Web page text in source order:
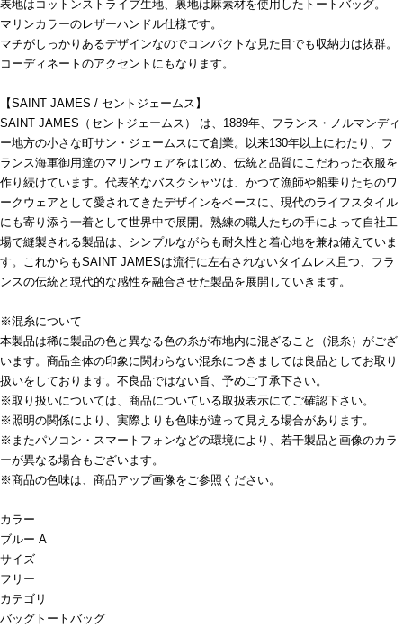
表地はコットンストライプ生地、裏地は麻素材を使用したトートバッグ。
マリンカラーのレザーハンドル仕様です。
マチがしっかりあるデザインなのでコンパクトな見た目でも収納力は抜群。
コーディネートのアクセントにもなります。
【SAINT JAMES / セントジェームス】
SAINT JAMES（セントジェームス） は、1889年、フランス・ノルマンディ
ー地方の小さな町サン・ジェームスにて創業。以来130年以上にわたり、フ
ランス海軍御用達のマリンウェアをはじめ、伝統と品質にこだわった衣服を
作り続けています。代表的なバスクシャツは、かつて漁師や船乗りたちのワ
ークウェアとして愛されてきたデザインをベースに、現代のライフスタイル
にも寄り添う一着として世界中で展開。熟練の職人たちの手によって自社工
場で縫製される製品は、シンプルながらも耐久性と着心地を兼ね備えていま
す。これからもSAINT JAMESは流行に左右されないタイムレス且つ、フラ
ンスの伝統と現代的な感性を融合させた製品を展開していきます。
※混糸について
本製品は稀に製品の色と異なる色の糸が布地内に混ざること（混糸）がござ
います。商品全体の印象に関わらない混糸につきましては良品としてお取り
扱いをしております。不良品ではない旨、予めご了承下さい。
※取り扱いについては、商品についている取扱表示にてご確認下さい。
※照明の関係により、実際よりも色味が違って見える場合があります。
※またパソコン・スマートフォンなどの環境により、若干製品と画像のカラ
ーが異なる場合もございます。
※商品の色味は、商品アップ画像をご参照ください。
カラー
ブルー A
サイズ
フリー
カテゴリ
バッグ トートバッグ